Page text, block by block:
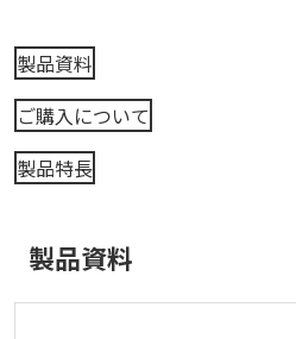
製品資料
ご購入について
製品特長
製品資料